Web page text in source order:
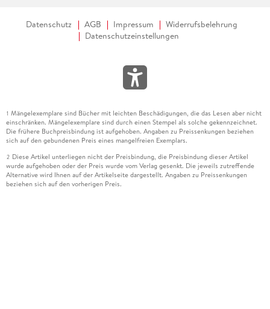
Datenschutz AGB Impressum
Widerrufsbelehrung
Datenschutzeinstellungen
1 Mängelexemplare sind Bücher mit leichten Beschädigungen, die das Lesen aber nicht
einschränken. Mängelexemplare sind durch einen Stempel als solche gekennzeichnet.
Die frühere Buchpreisbindung ist aufgehoben. Angaben zu Preissenkungen beziehen
sich auf den gebundenen Preis eines mangelfreien Exemplars.
2 Diese Artikel unterliegen nicht der Preisbindung, die Preisbindung dieser Artikel
wurde aufgehoben oder der Preis wurde vom Verlag gesenkt. Die jeweils zutreffende
Alternative wird Ihnen auf der Artikelseite dargestellt. Angaben zu Preissenkungen
beziehen sich auf den vorherigen Preis.